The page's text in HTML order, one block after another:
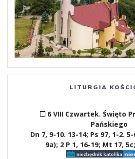
LITURGIA
6 VIII Czwartek. Święto
Pańskiego
Dn 7, 9-10. 13-14; Ps 97, 1-2.
9a); 2 P 1, 16-19; Mt 17,